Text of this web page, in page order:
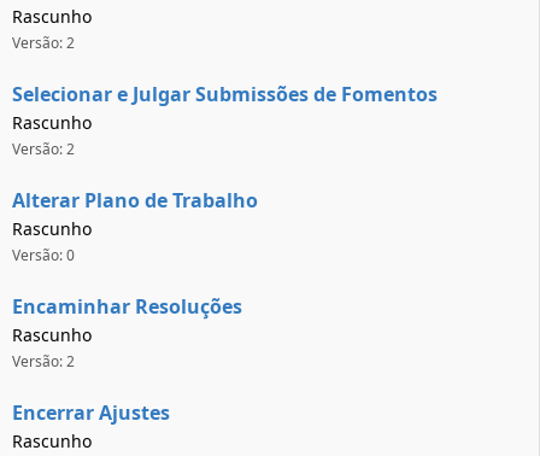
Rascunho
Versão: 2
Selecionar e Julgar Submissões de Fomentos
Rascunho
Versão: 2
Alterar Plano de Trabalho
Rascunho
Versão: 0
Encaminhar Resoluções
Rascunho
Versão: 2
Encerrar Ajustes
Rascunho